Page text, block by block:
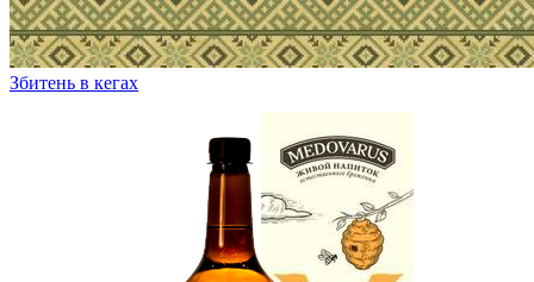
Збитень в кегах